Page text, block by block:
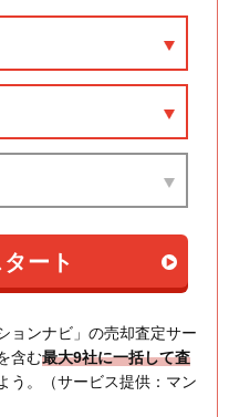
ョンナビ」の売却査定サー
含む最大9社に一括して査
う。（サービス提供：マン